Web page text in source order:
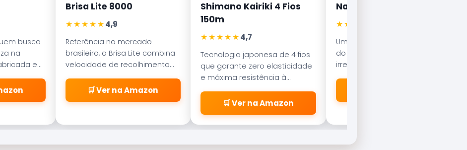
busca
na
em
oferece
para
Brisa Lite 8000
★★★★★4,9
Referência no mercado
brasileiro, a Brisa Lite combina
velocidade de recolhimento
com um sistema de freio
magnético que evita as
famosas
\\\\\\\\\\\\\\\\\\\\\\\\\
🛒 Ver na Amazon
Shimano Kairiki 4 Fios
150m
★★★★★4,7
Tecnologia japonesa de 4 fios
que garante zero elasticidade
e máxima resistência à
abrasão. Desliza suavemente
pelos passadores.
🛒 Ver na Amazon
Nakamura Curisco 70
★★★★★
Uma das iscas mais famosas
do Brasil. Com nado errático, é
irresistível para o Tucunaré e o
Robalo. Essencial em qualquer